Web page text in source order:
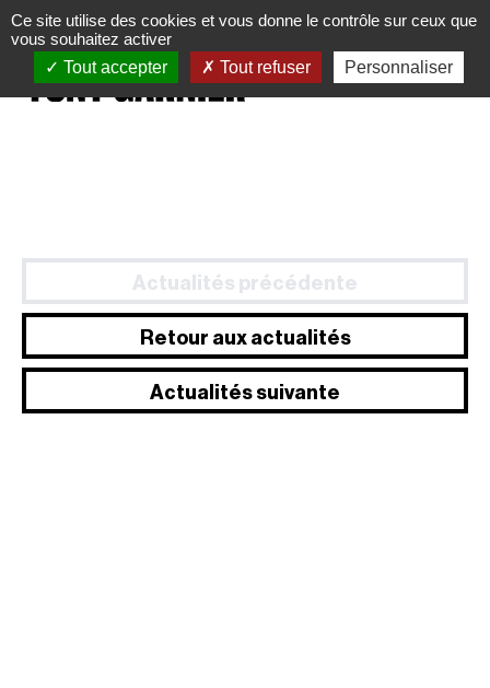
Actualités précédente
Retour aux actualités
Actualités suivante
Panneau de gestion des cookies
Ce site utilise des cookies et vous donne le contrôle sur ceux que
vous souhaitez activer
Tout accepter
Tout refuser Personnaliser